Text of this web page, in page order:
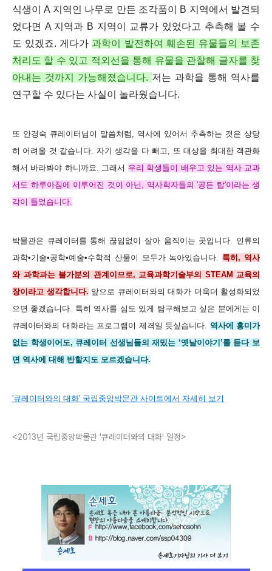
식생이 A 지역인 나무로 만든 조각품이 B 지역에서 발견되
었다면 A 지역과 B 지역이 교류가 있었다고 추측해 볼 수
도 있겠죠. 게다가 과학이 발전하여 훼손된 유물들의 보존
처리도 할 수 있고 적외선을 통해 유물을 관찰해 글자를 찾
아내는 것까지 가능해졌습니다. 저는 과학을 통해 역사를
연구할 수 있다는 사실이 놀라웠습니다.
또 안경숙 큐레이터님이 말씀처럼, 역사에 있어서 추측하는 것은 상당
히 어려울 것 같습니다. 자기 생각을 다 빼고, 또 대상을 최대한 객관화
해서 바라봐야 하니까요. 그래서 우리 학생들이 배우고 있는 역사 교과
서도 하루아침에 이루어진 것이 아닌, 역사학자들의 '공든 탑'이라는 생
각이 들었습니다.
박물관은 큐레이터를 통해 끊임없이 살아 움직이는 곳입니다. 인류의
과학•기술•공학•예술•수학적 산물이 모두가 녹아있습니다. 특히, 역사
와 과학과는 불가분의 관계이므로, 교육과학기술부의 STEAM 교육의
장이라고 생각합니다. 앞으로 큐레이터와의 대화가 더욱더 활성화되었
으면 좋겠습니다. 특히 역사를 심도 있게 탐구해보고 싶은 분에게는 이
큐레이터와의 대화라는 프로그램이 제격일 듯싶습니다. 역사에 흥미가
없는 학생이어도, 큐레이터 선생님들의 재밌는 ‘옛날이야기’를 듣다 보
면 역사에 대해 반할지도 모르겠습니다.
'큐레이터와의 대화' 국립중앙박문관 사이트에서 자세히 보기
<2013년 국립중앙박물관 '큐레이터와의 대화' 일정>